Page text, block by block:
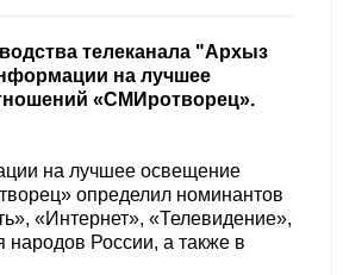
телеканала "Архыз
на лучшее
«СМИротворец».
на лучшее освещение
определил номинантов
«Интернет», «Телевидение»,
народов России, а также в